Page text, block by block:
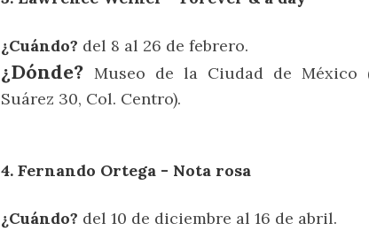
¿Cuándo? del 8 al 26 de febrero.
¿Dónde? Museo de la Ciudad de México
Suárez 30, Col. Centro).
4. Fernando Ortega - Nota rosa
¿Cuándo? del 10 de diciembre al 16 de abril.